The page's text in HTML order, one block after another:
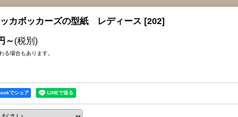
カボッカーズの型紙 レディース [202]
～(税別)
る場合もあります。
でシェア